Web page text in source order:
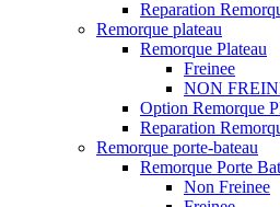
Reparation
Remorque plateau
Remorque Plateau
Freinee
NON
Option Remorque
Reparation
Remorque porte-bateau
Remorque Porte
Non Freinee